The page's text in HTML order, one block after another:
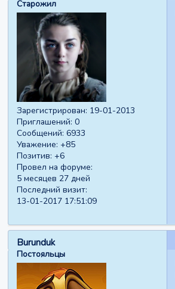
Старожил
Зарегистрирован: 19-01-2013
Приглашений: 0
Сообщений: 6933
Уважение: +85
Позитив: +6
Провел на форуме:
5 месяцев 27 дней
Последний визит:
13-01-2017 17:51:09
Burunduk
Постояльцы